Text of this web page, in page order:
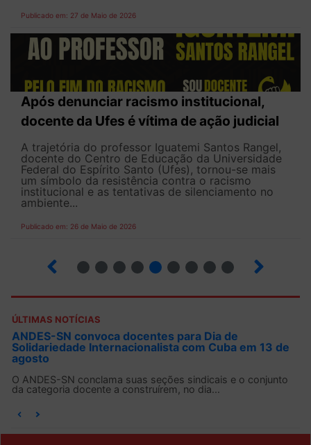
Publicado em: 27 de Maio de 2026
Após denunciar racismo institucional,
docente da Ufes é vítima de ação judicial
A trajetória do professor Iguatemi Santos Rangel,
docente do Centro de Educação da Universidade
Federal do Espírito Santo (Ufes), tornou-se mais
um símbolo da resistência contra o racismo
institucional e as tentativas de silenciamento no
ambiente...
Publicado em: 26 de Maio de 2026
ÚLTIMAS NOTÍCIAS
ANDES-SN convoca docentes para Dia de
Solidariedade Internacionalista com Cuba em 13 de
agosto
O ANDES-SN conclama suas seções sindicais e o conjunto
da categoria docente a construírem, no dia...